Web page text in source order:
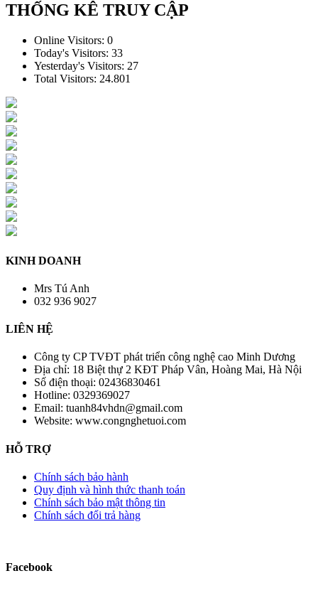
THỐNG KÊ TRUY CẬP
Online Visitors: 0
Today's Visitors: 33
Yesterday's Visitors: 27
Total Visitors: 24.801
KINH DOANH
Mrs Tú Anh
032 936 9027
LIÊN HỆ
Công ty CP TVĐT phát triển công nghệ cao Minh Dương
Địa chỉ: 18 Biệt thự 2 KĐT Pháp Vân, Hoàng Mai, Hà Nội
Số điện thoại: 02436830461
Hotline: 0329369027
Email: tuanh84vhdn@gmail.com
Website: www.congnghetuoi.com
HỖ TRỢ
Chính sách bảo hành
Quy định và hình thức thanh toán
Chính sách bảo mật thông tin
Chính sách đổi trả hàng
Facebook